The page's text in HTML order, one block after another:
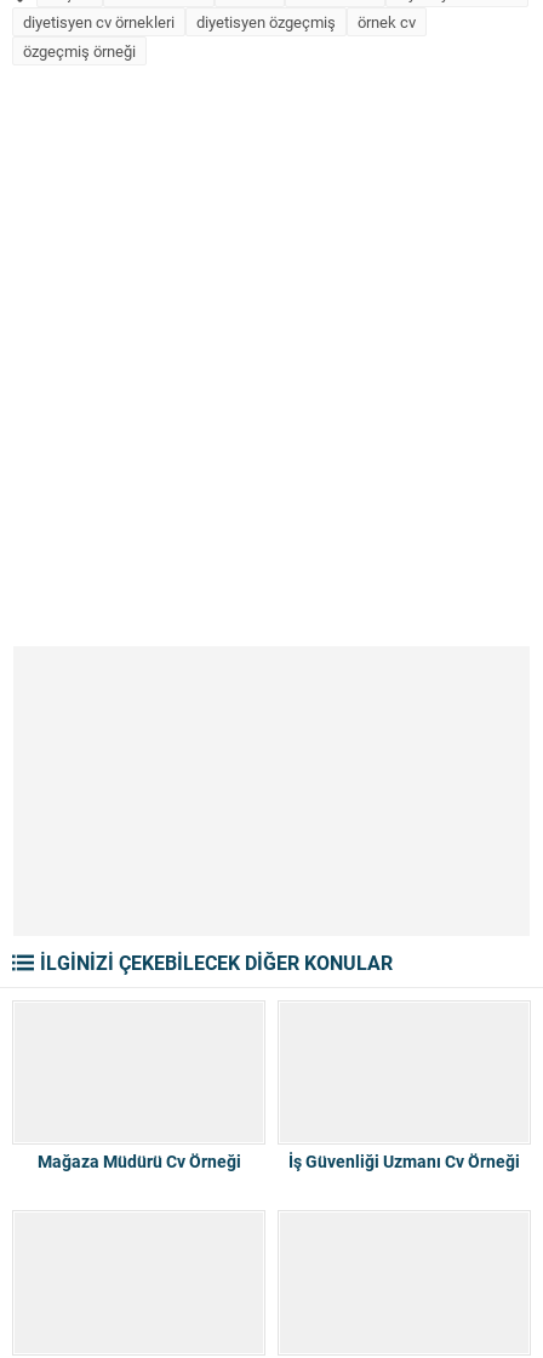
diyetisyen cv örnekleri
diyetisyen özgeçmiş
örnek cv
özgeçmiş örneği
İLGİNİZİ ÇEKEBİLECEK DİĞER KONULAR
Mağaza Müdürü Cv Örneği İş Güvenliği Uzmanı Cv Örneği